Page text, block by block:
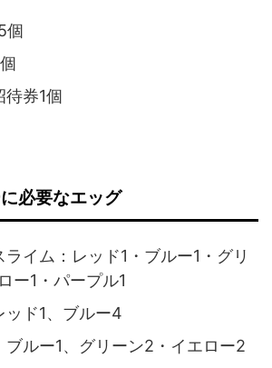
個
待券1個
必要なエッグ
イム：レッド1・ブルー1・グリ
ー1・パープル1
ッド1、ブルー4
ブルー1、グリーン2・イエロー2